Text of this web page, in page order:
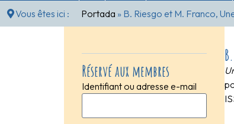
Vous êtes ici :
Portada » B. Riesgo et M. Franco,
Réservé aux membres
Identifiant ou adresse e-mail